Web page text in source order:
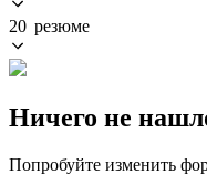
20 резюме
Ничего не
Попробуйте изменить